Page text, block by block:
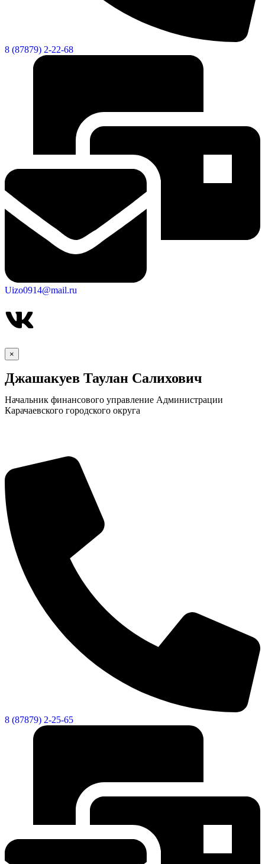
8 (87879) 2-22-68
Uizo0914@mail.ru
×
Джашакуев Таулан Салихович
Начальник финансового управление Администрации
Карачаевского городского округа
8 (87879) 2-25-65